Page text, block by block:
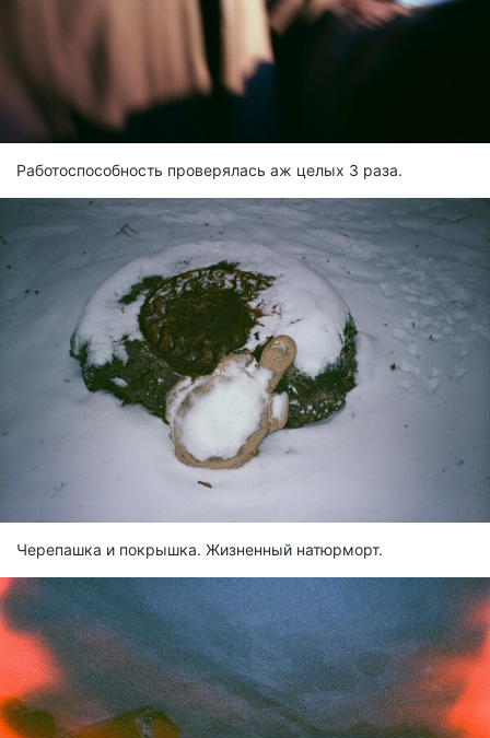
Работоспособность проверялась аж целых 3 раза.
Черепашка и покрышка. Жизненный натюрморт.